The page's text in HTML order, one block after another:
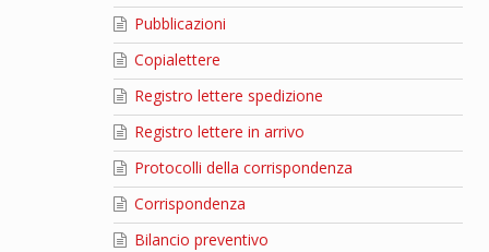
Pubblicazioni
Copialettere
Registro lettere spedizione
Registro lettere in arrivo
Protocolli della corrispondenza
Corrispondenza
Bilancio preventivo